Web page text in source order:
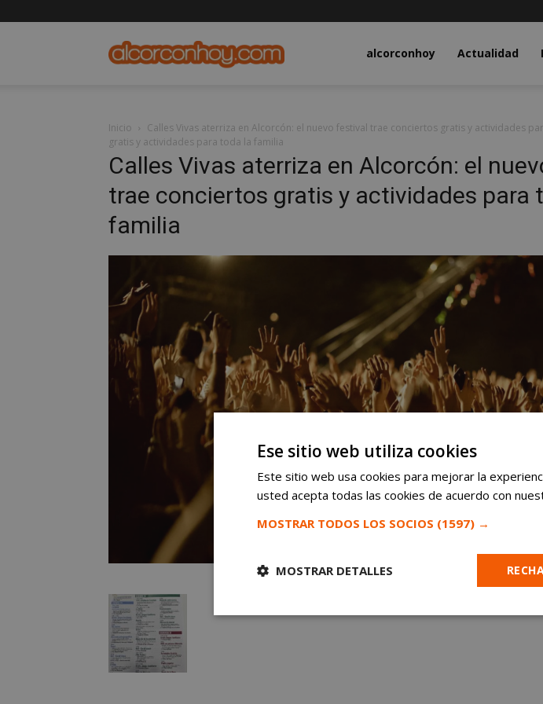
alcorconhoy.comalcorconhoy Actualidad
Inicio Calles Vivas aterriza en Alcorcón: el nuevo festival trae conciertos gratis y actividades
gratis y actividades para toda la familia
Calles Vivas aterriza en Alcorcón: el
trae conciertos gratis y actividades para
familia
Ese sitio web utiliza cookies
Este sitio web usa cookies para mejorar la
usted acepta todas las cookies de acuerdo con
MOSTRAR TODOS LOS SOCIOS (1597) →
MOSTRAR DETALLES
Cookies
Cookies de